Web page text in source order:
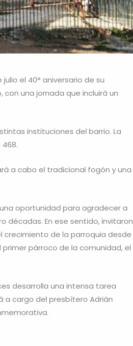
el 40° aniversario de su
con una jornada que incluirá un
instituciones del barrio. La
a cabo el tradicional fogón y una
oportunidad para agradecer a
décadas. En ese sentido, invitaron
de la parroquia desde
párroco de la comunidad, el
desarrolla una intensa tarea
a cargo del presbítero Adrián